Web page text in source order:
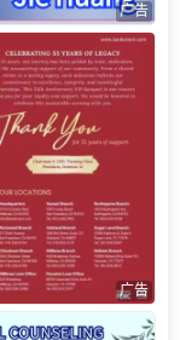
广告
广告